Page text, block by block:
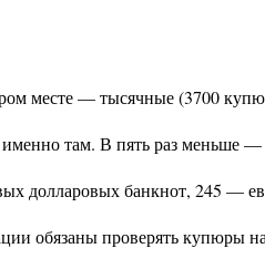
месте — тысячные (3700
там. В пять раз
долларовых банкнот, 245 —
обязаны проверять купюры